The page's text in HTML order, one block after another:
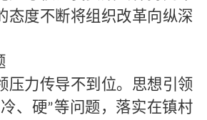
态度不断将组织改革向纵深
力传导不到位。思想引领
、硬”等问题，落实在镇村